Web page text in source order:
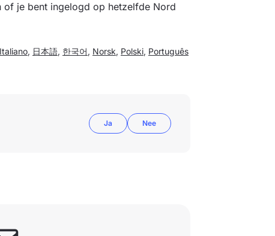
of je bent ingelogd op hetzelfde Nord
Italiano, 日本語, 한국어 , Norsk, Polski, Português
Ja Nee